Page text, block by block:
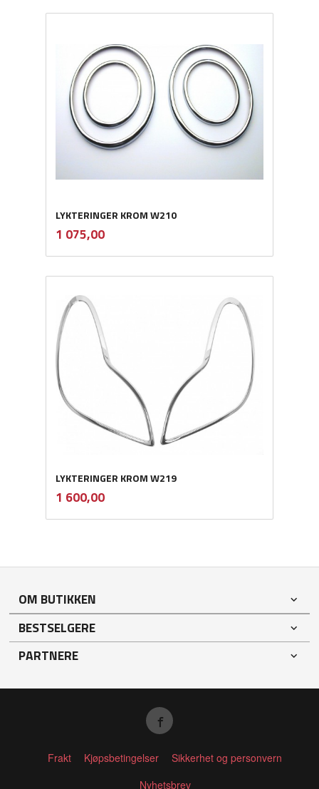
LYKTERINGER KROM W210
Pris
1 075,00mva.
LYKTERINGER KROM W219
Pris
1 600,00mva.
OM BUTIKKEN
BESTSELGERE
PARTNERE
Frakt Kjøpsbetingelser
Sikkerhet og personvern
Nyhetsbrev